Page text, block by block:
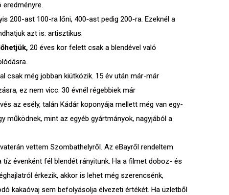
eredményre.
200-ast 100-ra lőni, 400-ast pedig 200-ra. Ezeknél a
azt is: artisztikus.
20 éves kor felett csak a blendével való
csak még jobban kiütközik. 15 év után már-már
ez nem vicc. 30 évnél régebbiek már
az esély, talán Kádár koponyája mellett még van egy-
működnek, mint az egyéb gyártmányok, nagyjából a
vettem Szombathelyről. Az eBayről rendeltem
évenként fél blendét rányitunk. Ha a filmet doboz- és
érkezik, akkor is lehet még szerencsénk,
kakaóvaj sem befolyásolja élvezeti értékét. Ha üzletből